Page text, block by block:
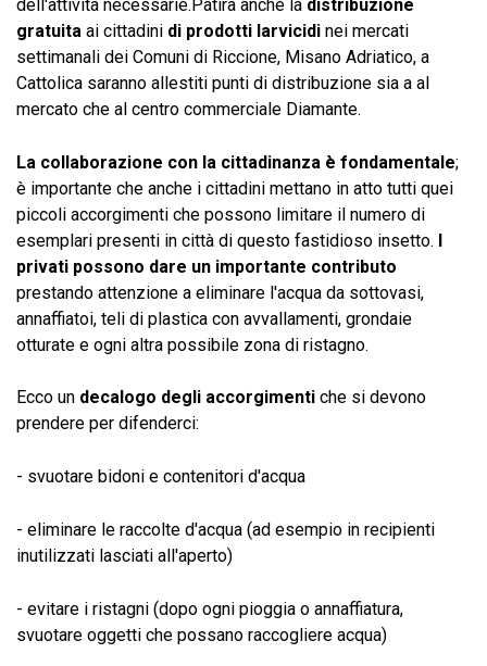
dell'attività necessarie.Patirà anche la distribuzione
gratuita ai cittadini di prodotti larvicidi nei mercati
settimanali dei Comuni di Riccione, Misano Adriatico, a
Cattolica saranno allestiti punti di distribuzione sia a al
mercato che al centro commerciale Diamante.
La collaborazione con la cittadinanza è fondamentale;
è importante che anche i cittadini mettano in atto tutti quei
piccoli accorgimenti che possono limitare il numero di
esemplari presenti in città di questo fastidioso insetto. I
privati possono dare un importante contributo
prestando attenzione a eliminare l'acqua da sottovasi,
annaffiatoi, teli di plastica con avvallamenti, grondaie
otturate e ogni altra possibile zona di ristagno.
Ecco un decalogo degli accorgimenti che si devono
prendere per difenderci:
- svuotare bidoni e contenitori d'acqua
- eliminare le raccolte d'acqua (ad esempio in recipienti
inutilizzati lasciati all'aperto)
- evitare i ristagni (dopo ogni pioggia o annaffiatura,
svuotare oggetti che possano raccogliere acqua)